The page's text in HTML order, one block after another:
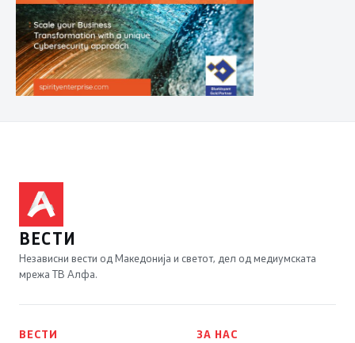
ВЕСТИ
Независни вести од Македонија и светот, дел од медиумската
мрежа ТВ Алфа.
ВЕСТИ
ЗА НАС